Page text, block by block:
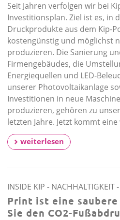
Seit Jahren verfolgen wir bei
Investitionsplan. Ziel ist es, in
Druckprodukte aus dem Kip-
kostengünstig und möglichst
produzieren. Die Sanierung
Firmengebäudes, die
Energiequellen und LED-
unserer Photovoltaikanlage
Investitionen in neue
produzieren, gehören zu
letzten Jahre. Jetzt kommt
weiterlesen
INSIDE KIP - NACHHALTIGKEIT-
Print ist eine saubere
Sie den CO2-